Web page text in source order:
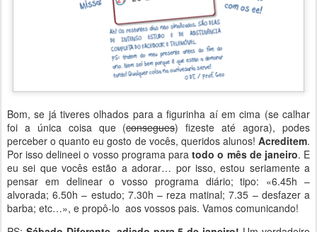
Bom, se já tiveres olhados para a figurinha aí em cima (se calhar
foi a única coisa que (consegues) fizeste até agora), podes
perceber o quanto eu gosto de vocês, queridos alunos! Acreditem.
Por isso delineei o vosso programa paratodo o mês de janeiro. E
eu sei que vocês estão a adorar… por isso, estou seriamente a
pensar em delinear o vosso programa diário; tipo: «6.45h –
alvorada; 6.50h – estudo; 7.30h – reza matinal; 7.35 – desfazer a
barba; etc…», e propô-lo aos vossos pais. Vamos comunicando!